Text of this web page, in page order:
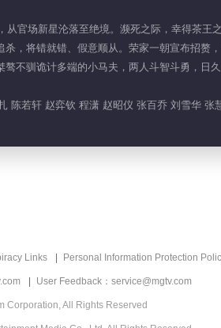
官场新星沦落至绝境。濒死之际，幸得茶
，将错就错、假意顺从。荣家一朝宣布招赘
不驯诡计多端的小马夫，两人斗智斗勇，日
陈若轩 赵弈钦 程潇 赵昭仪 张百乔 刘雪华
Links Personal Information Protection
User Feedback：service@mgtv.com
Corporation, All Rights Reserved